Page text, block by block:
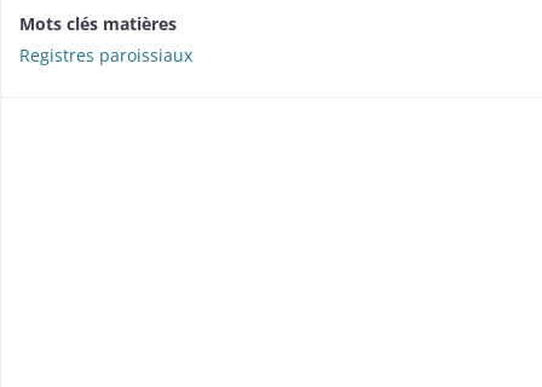
Mots clés matières
Registres paroissiaux